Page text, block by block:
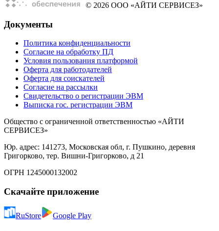
© 2026 ООО «АЙТИ СЕРВИСЕЗ»
Документы
Политика конфиденциальности
Согласие на обработку ПД
Условия пользования платформой
Оферта для работодателей
Оферта для соискателей
Согласие на рассылки
Свидетельство о регистрации ЭВМ
Выписка гос. регистрации ЭВМ
Общество с ограниченной ответственностью «АЙТИ
СЕРВИСЕЗ»
Юр. адрес: 141273, Московская обл, г. Пушкино, деревня
Григорково, тер. Вишни-Григорково, д 21
ОГРН 1245000132002
Скачайте приложение
RuStore Google Play